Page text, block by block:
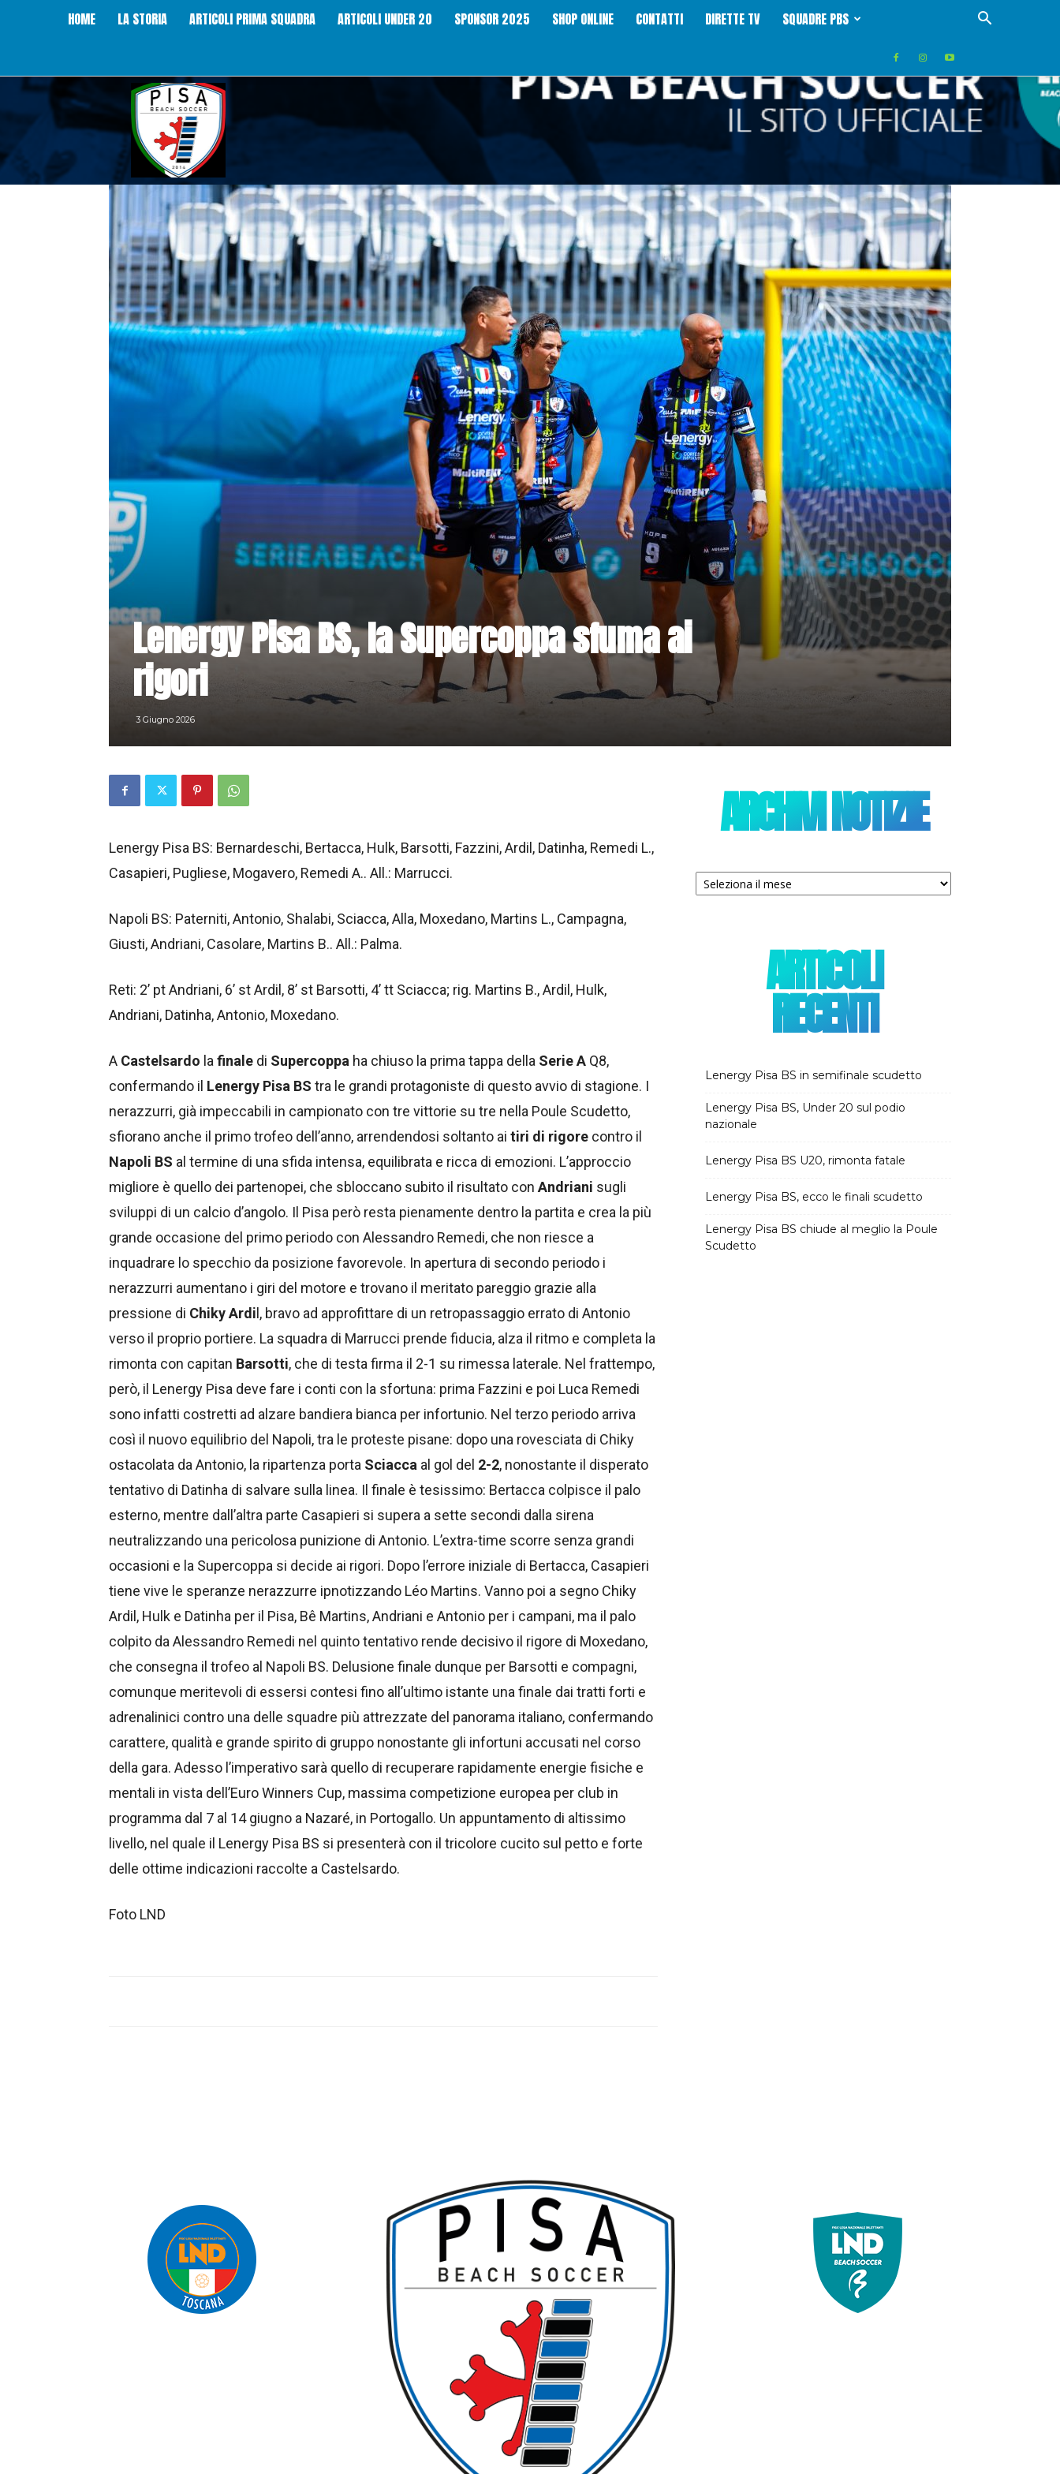
HOME LA STORIA ARTICOLI PRIMA SQUADRA ARTICOLI UNDER 20 SPONSOR 2025 SHOP ONLINE CONTATTI DIRETTE TV SQUADRE PBS
Pisa
Beach
Soccer
Lenergy Pisa BS, la Supercoppa sfuma ai
rigori
3 Giugno 2026
Lenergy Pisa BS: Bernardeschi, Bertacca, Hulk, Barsotti, Fazzini, Ardil, Datinha, Remedi L.,
Casapieri, Pugliese, Mogavero, Remedi A.. All.: Marrucci.
Napoli BS: Paterniti, Antonio, Shalabi, Sciacca, Alla, Moxedano, Martins L., Campagna,
Giusti, Andriani, Casolare, Martins B.. All.: Palma.
Reti: 2’ pt Andriani, 6’ st Ardil, 8’ st Barsotti, 4’ tt Sciacca; rig. Martins B., Ardil, Hulk,
Andriani, Datinha, Antonio, Moxedano.
A Castelsardo la finale di Supercoppa ha chiuso la prima tappa della Serie A Q8,
confermando il Lenergy Pisa BS tra le grandi protagoniste di questo avvio di stagione. I
nerazzurri, già impeccabili in campionato con tre vittorie su tre nella Poule Scudetto,
sfiorano anche il primo trofeo dell’anno, arrendendosi soltanto ai tiri di rigore contro il
Napoli BS al termine di una sfida intensa, equilibrata e ricca di emozioni. L’approccio
migliore è quello dei partenopei, che sbloccano subito il risultato con Andriani sugli
sviluppi di un calcio d’angolo. Il Pisa però resta pienamente dentro la partita e crea la più
grande occasione del primo periodo con Alessandro Remedi, che non riesce a
inquadrare lo specchio da posizione favorevole. In apertura di secondo periodo i
nerazzurri aumentano i giri del motore e trovano il meritato pareggio grazie alla
pressione di Chiky Ardi l, bravo ad approfittare di un retropassaggio errato di Antonio
verso il proprio portiere. La squadra di Marrucci prende fiducia, alza il ritmo e completa la
rimonta con capitan Barsotti, che di testa firma il 2-1 su rimessa laterale. Nel frattempo,
però, il Lenergy Pisa deve fare i conti con la sfortuna: prima Fazzini e poi Luca Remedi
sono infatti costretti ad alzare bandiera bianca per infortunio. Nel terzo periodo arriva
così il nuovo equilibrio del Napoli, tra le proteste pisane: dopo una rovesciata di Chiky
ostacolata da Antonio, la ripartenza porta Sciacca al gol del 2-2, nonostante il disperato
tentativo di Datinha di salvare sulla linea. Il finale è tesissimo: Bertacca colpisce il palo
esterno, mentre dall’altra parte Casapieri si supera a sette secondi dalla sirena
neutralizzando una pericolosa punizione di Antonio. L’extra-time scorre senza grandi
occasioni e la Supercoppa si decide ai rigori. Dopo l’errore iniziale di Bertacca, Casapieri
tiene vive le speranze nerazzurre ipnotizzando Léo Martins. Vanno poi a segno Chiky
Ardil, Hulk e Datinha per il Pisa, Bê Martins, Andriani e Antonio per i campani, ma il palo
colpito da Alessandro Remedi nel quinto tentativo rende decisivo il rigore di Moxedano,
che consegna il trofeo al Napoli BS. Delusione finale dunque per Barsotti e compagni,
comunque meritevoli di essersi contesi fino all’ultimo istante una finale dai tratti forti e
adrenalinici contro una delle squadre più attrezzate del panorama italiano, confermando
carattere, qualità e grande spirito di gruppo nonostante gli infortuni accusati nel corso
della gara. Adesso l’imperativo sarà quello di recuperare rapidamente energie fisiche e
mentali in vista dell’Euro Winners Cup, massima competizione europea per club in
programma dal 7 al 14 giugno a Nazaré, in Portogallo. Un appuntamento di altissimo
livello, nel quale il Lenergy Pisa BS si presenterà con il tricolore cucito sul petto e forte
delle ottime indicazioni raccolte a Castelsardo.
Foto LND
ARCHIVI NOTIZIE
Archivi
notizie
ARTICOLI
RECENTI
Lenergy Pisa BS in semifinale scudetto
Lenergy Pisa BS, Under 20 sul podio
nazionale
Lenergy Pisa BS U20, rimonta fatale
Lenergy Pisa BS, ecco le finali scudetto
Lenergy Pisa BS chiude al meglio la Poule
Scudetto